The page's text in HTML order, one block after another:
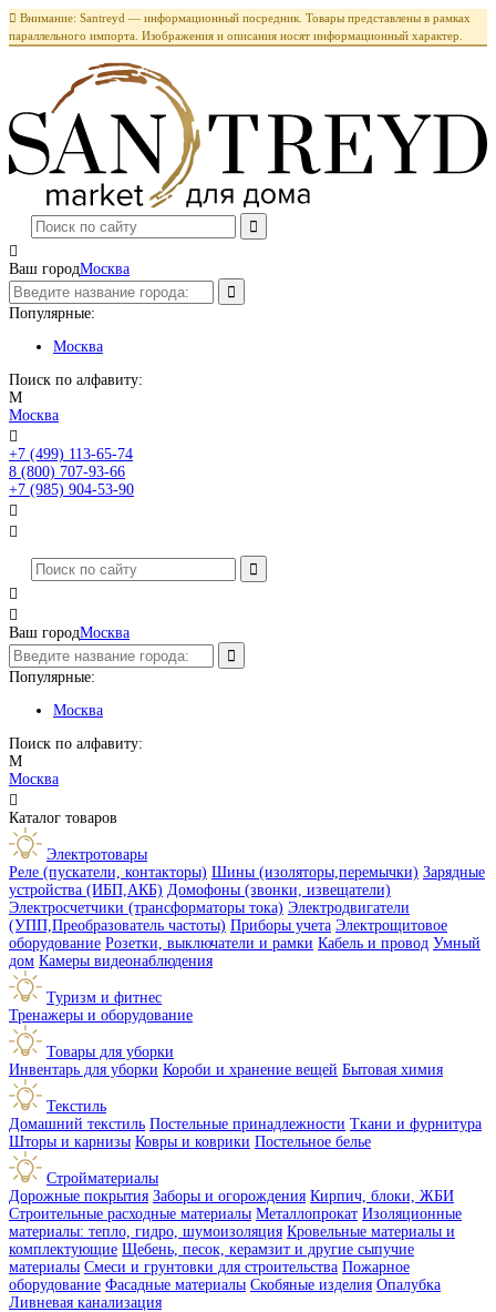
 Внимание: Santreyd — информационный посредник. Товары представлены в рамках
параллельного импорта. Изображения и описания носят информационный характер.

Ваш городМосква
Популярные:
Москва
Поиск по алфавиту:
М
Москва

+7 (499) 113-65-74
8 (800) 707-93-66
+7 (985) 904-53-90




Ваш городМосква
Популярные:
Москва
Поиск по алфавиту:
М
Москва

Каталог товаров
Электротовары
Реле (пускатели, контакторы) Шины (изоляторы,перемычки) Зарядные
устройства (ИБП,АКБ) Домофоны (звонки, извещатели)
Электросчетчики (трансформаторы тока) Электродвигатели
(УПП,Преобразователь частоты) Приборы учета Электрощитовое
оборудование Розетки, выключатели и рамки Кабель и провод Умный
дом Камеры видеонаблюдения
Туризм и фитнес
Тренажеры и оборудование
Товары для уборки
Инвентарь для уборки Короби и хранение вещей Бытовая химия
Текстиль
Домашний текстиль Постельные принадлежности Ткани и фурнитура
Шторы и карнизы Ковры и коврики Постельное белье
Стройматериалы
Дорожные покрытия Заборы и огорождения Кирпич, блоки, ЖБИ
Строительные расходные материалы Металлопрокат Изоляционные
материалы: тепло, гидро, шумоизоляция Кровельные материалы и
комплектующие Щебень, песок, керамзит и другие сыпучие
материалы Смеси и грунтовки для строительства Пожарное
оборудование Фасадные материалы Скобяные изделия Опалубка
Ливневая канализация